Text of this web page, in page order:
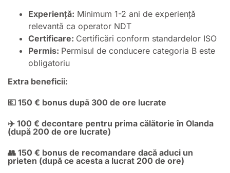
Experiență: Minimum 1-2 ani de experiență
relevantă ca operator NDT
Certificare: Certificări conform standardelor ISO
Permis: Permisul de conducere categoria B este
obligatoriu
Extra beneficii:
💶 150 € bonus după 300 de ore lucrate
✈️ 100 € decontare pentru prima călătorie în Olanda
(după 200 de ore lucrate)
👥 150 € bonus de recomandare dacă aduci un
prieten (după ce acesta a lucrat 200 de ore)